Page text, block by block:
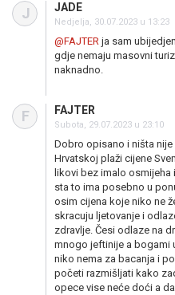
J JADE
Nedjelja, 30.07.2023 u 13:23
@FAJTER ja sam
gdje nemaju masovni
naknadno.
F FAJTER
Subota, 29.07.2023 u 23:10
Dobro opisano i ništa
Hrvatskoj plaži cijene
likovi bez imalo
sta to ima posebno u
osim cijena koje niko ne
skracuju ljetovanje i
zdravlje. Česi odlaze na
mnogo jeftinije a bogami
niko nema za bacanja i
početi razmišljati kako
opece vise neće doći a